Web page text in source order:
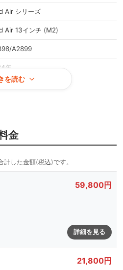
Air シリーズ
Air 13インチ (M2)
A2899
年
ースグレイ, スターライト, パープル,
ー
を読む
金
59,800円
詳細を見る
21,800円